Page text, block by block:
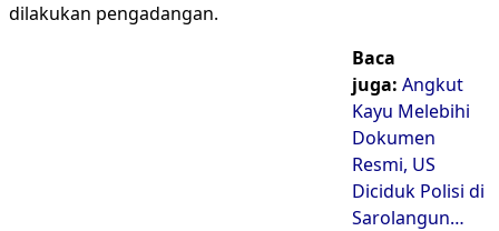
dilakukan pengadangan.
Baca
juga: Angkut
Kayu Melebihi
Dokumen
Resmi, US
Diciduk Polisi di
Sarolangun…